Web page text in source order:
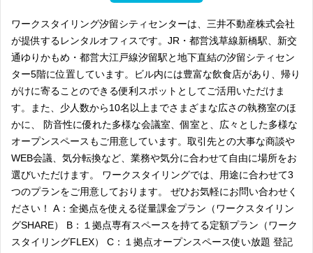
ワークスタイリング汐留シティセンターは、三井不動産株式会社
が提供するレンタルオフィスです。JR・都営浅草線新橋駅、新交
通ゆりかもめ・都営大江戸線汐留駅と地下直結の汐留シティセン
ター5階に位置しています。ビル内には豊富な飲食店があり、帰り
がけに寄ることのできる便利スポットとしてご活用いただけま
す。また、少人数から10名以上までさまざまな広さの執務室のほ
かに、 防音性に優れた多様な会議室、個室と、広々とした多様な
オープンスペースもご用意しています。取引先との大事な商談や
WEB会議、気分転換など、業務や気分に合わせて自由に場所をお
選びいただけます。 ワークスタイリングでは、用途に合わせて3
つのプランをご用意しております。 ぜひお気軽にお問い合わせく
ださい！ A：全拠点を使える従量課金プラン（ワークスタイリン
グSHARE） B：１拠点専有スペースを持てる定額プラン（ワーク
スタイリングFLEX） C：１拠点オープンスペース使い放題 登記